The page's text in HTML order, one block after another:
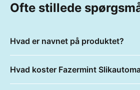
Ofte stillede
Hvad er navnet på produktet?
Hvad koster Fazermint